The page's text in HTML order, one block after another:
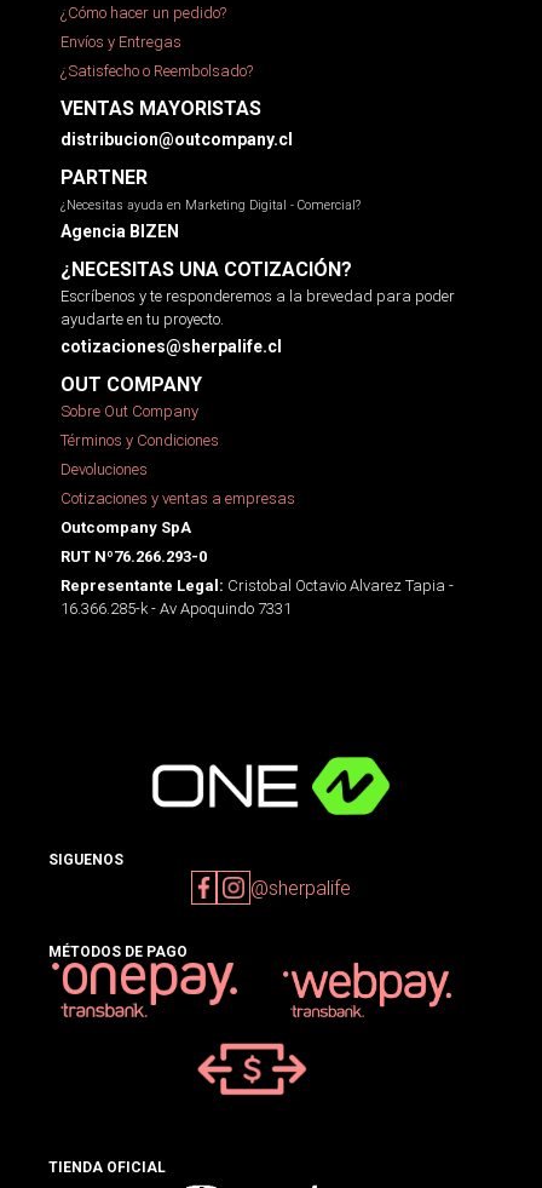
¿Cómo hacer un pedido?
Envíos y Entregas
¿Satisfecho o Reembolsado?
VENTAS MAYORISTAS
distribucion@outcompany.cl
PARTNER
¿Necesitas ayuda en Marketing Digital - Comercial?
Agencia BIZEN
¿NECESITAS UNA COTIZACIÓN?
Escríbenos y te responderemos a la brevedad para poder
ayudarte en tu proyecto.
cotizaciones@sherpalife.cl
OUT COMPANY
Sobre Out Company
Términos y Condiciones
Devoluciones
Cotizaciones y ventas a empresas
Outcompany SpA
RUT Nº76.266.293-0
Representante Legal: Cristobal Octavio Alvarez Tapia -
16.366.285-k - Av Apoquindo 7331
SIGUENOS
@sherpalife
MÉTODOS DE PAGO
TIENDA OFICIAL